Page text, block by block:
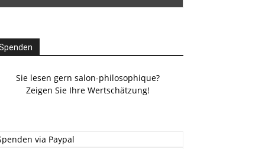
Sie lesen gern salon-philosophique?
Zeigen Sie Ihre Wertschätzung!
via Paypal